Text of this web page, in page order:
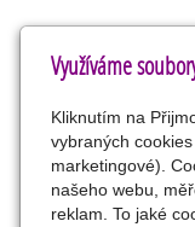
Využíváme
Kliknutím na
vybraných
marketingové).
našeho webu,
reklam. To jaké